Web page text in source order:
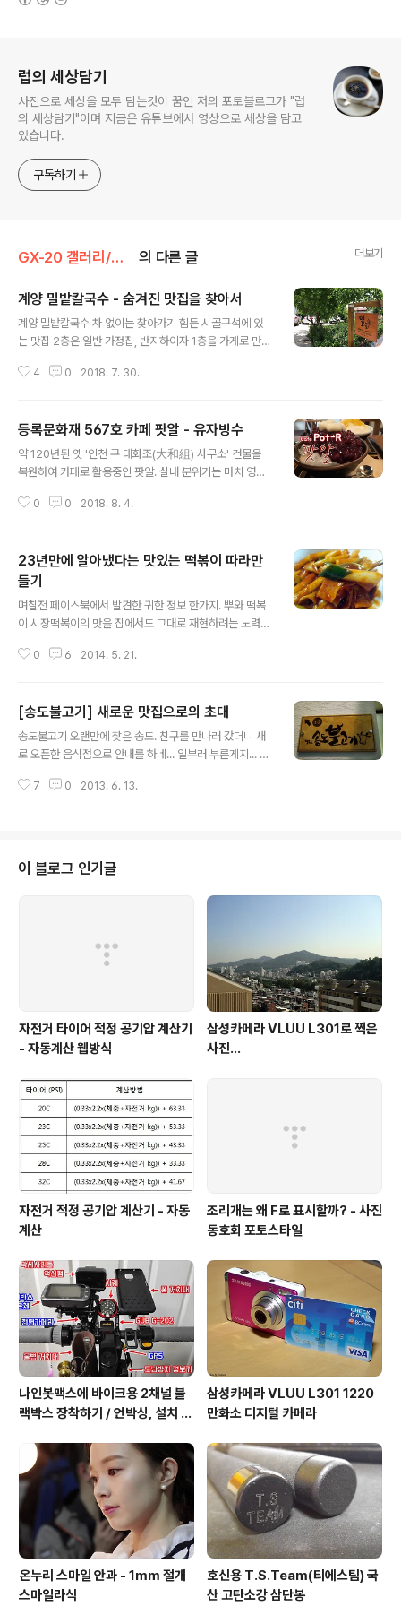
럽의 세상담기
사진으로 세상을 모두 담는것이 꿈인 저의 포토블로그가 "럽
의 세상담기"이며 지금은 유튜브에서 영상으로 세상을 담고
있습니다.
구독하기
GX-20 갤러리/음식 & 맛집 의 다른 글 더보기
계양 밀밭칼국수 - 숨겨진 맛집을 찾아서
계양 밀밭칼국수 차 없이는 찾아가기 힘든 시골구석에 있
는 맛집 2층은 일반 가정집, 반지하이자 1층을 가게로 만들
이 따로 있는듯이 보였다. 메뉴는 간단하게 4개. 기본 반찬
드러우나 소스의 맛이 좋아서 묻히는 느낌. 친구에게 연락
받고 찾아가는 과정과 풍경등이 포함된 영상이나 먹방은
아닌... 아마도 이 길이 가장 쉽게 찾아가는 길일듯하다. 일
4 0 2018. 7. 30.
등록문화재 567호 카페 팟알 - 유자빙수
약 120년된 옛 '인천 구 대화조(大和組) 사무소' 건물을
복원하여 카페로 활용중인 팟알. 실내 분위기는 마치 영화
되어 있다 '인천을 한 장에 팝니다' 옛 물건도 한두개 보이
메뉴. 개인적으로는 고소한 핕빙수보다 새콤한 유자빙수가
더 맛있다. 날이 더워서 더 그런것일지도... 팟알 : http://w
ww.pot-r.com 주소 : 인천광역시 중구 신포로27번길 9
6-2 º 촬영 장비 : 아이폰8 Red, 아이폰6S
0 0 2018. 8. 4.
23년만에 알아냈다는 맛있는 떡볶이 따라만
들기
며칠전 페이스북에서 발견한 귀한 정보 한가지. 뿌와 떡볶
이 시장떡볶이의 맛을 집에서도 그대로 재현하려는 노력
수없이 만들어봤지만 그 맛은 못냈으니까... 집에 없는 재료
용 멸치 8마리..... 냉동실 어딘가 있겠지만.... 구입2. 가래
떡... 냉동실 어딘가... 그냥 사..3. 파 한줄... 냉장실 채소칸
에... 없네... 어딘가 어머니가 썰어놓으신게 있을건데... 그
집에 있는 고추장은 뭔가 첨가된 맛으로서 떡볶이용으론
0 6 2014. 5. 21.
[송도불고기] 새로운 맛집으로의 초대
송도불고기 오랜만에 찾은 송도. 친구를 만나러 갔더니 새
로 오픈한 음식점으로 안내를 하네... 일부러 부른게지... ㅎ
늘 먹는거고 사진이야 말로 간만에 찍네. 고맙다 사진이나
다. 자리잡고 카메라 꺼내 준비하다보니 순식간에 차려지
는 음식들... 아... 정작 중요한 불고기 사진이 건질게 없다...
쩝... 그냥 맛으로 설명해볼까..꽤 오래전부터 싱겁게 먹기
7 0 2013. 6. 13.
이 블로그 인기글
자전거 타이어 적정 공기압 계산기
- 자동계산 웹방식
삼성카메라 VLUU L301로 찍은
사진...
자전거 적정 공기압 계산기 - 자동
계산
조리개는 왜 F로 표시할까? - 사진
동호회 포토스타일
나인봇맥스에 바이크용 2채널 블
랙박스 장착하기 / 언박싱, 설치 그
삼성카메라 VLUU L301 1220
만화소 디지털 카메라
온누리 스마일 안과 - 1mm 절개
스마일라식
호신용 T.S.Team(티에스팀) 국
산 고탄소강 삼단봉